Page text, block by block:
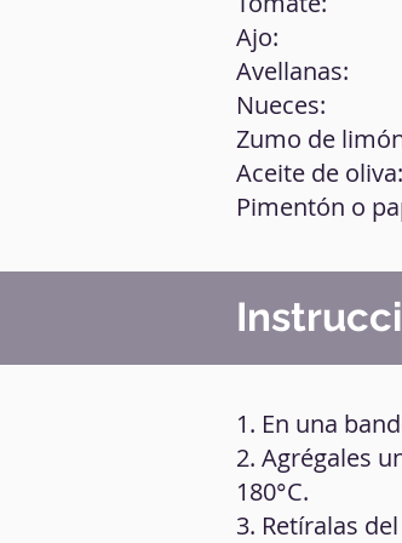
Ajo:
Avellanas:
Nueces:
Zumo de
Aceite de oliva:
Pimentón o
1. En una
2. Agrégales
180°C.
3. Retíralas